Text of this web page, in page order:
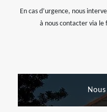
En cas d’urgence, nous
à nous contacter via le